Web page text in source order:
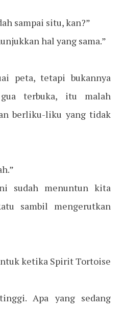
sampai situ, kan?”
hal yang sama.”
peta, tetapi bukannya
terbuka, itu malah
berliku-liku yang tidak
sudah menuntun kita
sambil mengerutkan
ketika Spirit Tortoise
Apa yang sedang